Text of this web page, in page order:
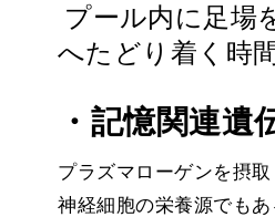
プール内に足場
へたどり着く時
・記憶関連遺
プラズマローゲンを摂
神経細胞の栄養源でも